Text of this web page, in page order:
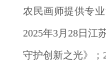
农民画师提供专
2025年3月28日江
守护创新之光》；